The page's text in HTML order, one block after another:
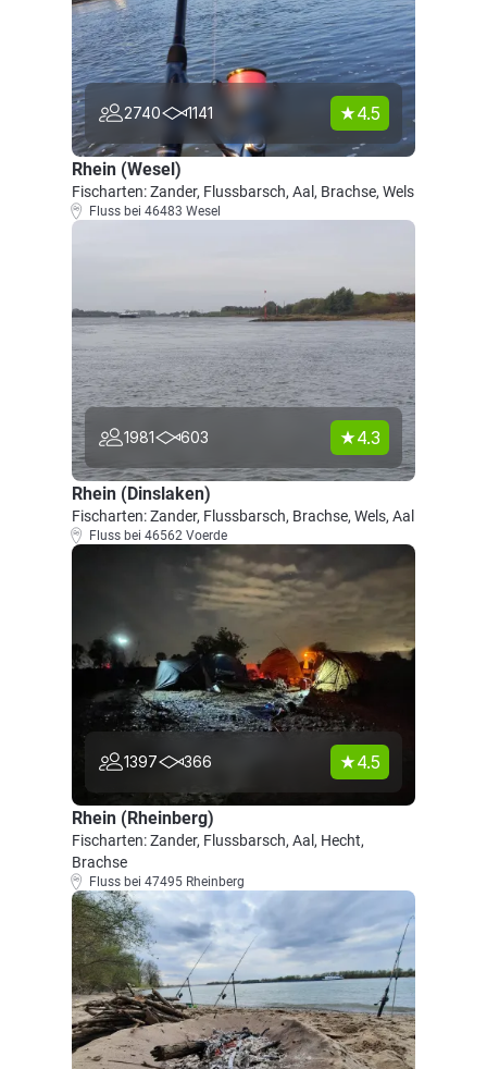
2740 1141 4.5
Rhein (Wesel)
Fischarten: Zander, Flussbarsch, Aal, Brachse, Wels
Fluss bei 46483 Wesel
1981 603 4.3
Rhein (Dinslaken)
Fischarten: Zander, Flussbarsch, Brachse, Wels, Aal
Fluss bei 46562 Voerde
1397 366 4.5
Rhein (Rheinberg)
Fischarten: Zander, Flussbarsch, Aal, Hecht,
Brachse
Fluss bei 47495 Rheinberg